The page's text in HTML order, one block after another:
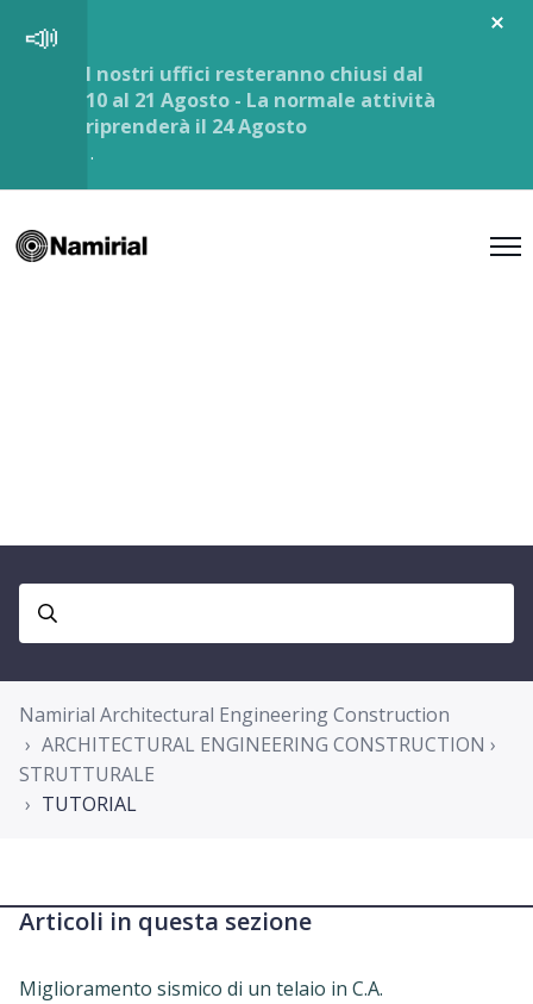
I nostri uffici resteranno chiusi dal
10 al 21 Agosto - La normale attività
riprenderà il 24 Agosto
.
Namirial Architectural Engineering Construction
ARCHITECTURAL ENGINEERING CONSTRUCTION ›
STRUTTURALE
TUTORIAL
Articoli in questa sezione
Miglioramento sismico di un telaio in C.A.